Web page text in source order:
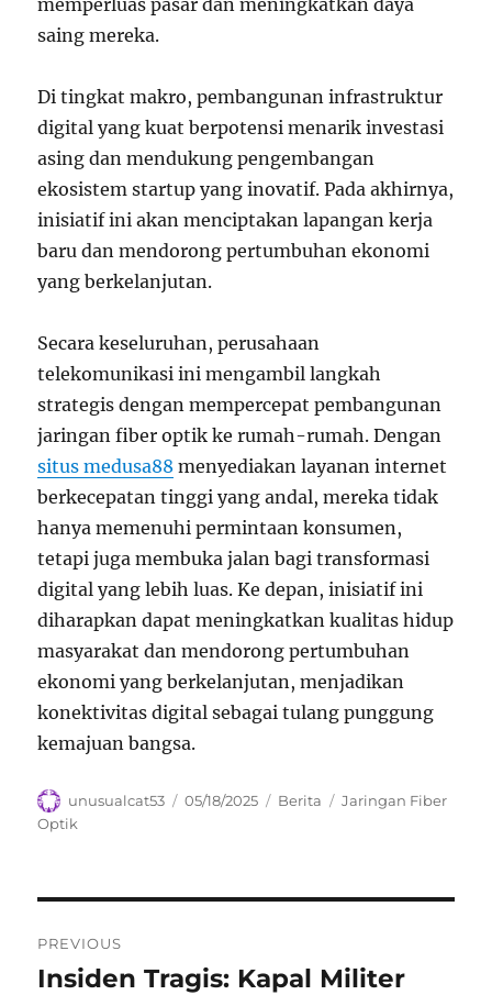
saing mereka.
Di tingkat makro, pembangunan infrastruktur
digital yang kuat berpotensi menarik investasi
asing dan mendukung pengembangan
ekosistem startup yang inovatif. Pada akhirnya,
inisiatif ini akan menciptakan lapangan kerja
baru dan mendorong pertumbuhan ekonomi
yang berkelanjutan.
Secara keseluruhan, perusahaan
telekomunikasi ini mengambil langkah
strategis dengan mempercepat pembangunan
jaringan fiber optik ke rumah-rumah. Dengan
situs medusa88 menyediakan layanan internet
berkecepatan tinggi yang andal, mereka tidak
hanya memenuhi permintaan konsumen,
tetapi juga membuka jalan bagi transformasi
digital yang lebih luas. Ke depan, inisiatif ini
diharapkan dapat meningkatkan kualitas hidup
masyarakat dan mendorong pertumbuhan
ekonomi yang berkelanjutan, menjadikan
konektivitas digital sebagai tulang punggung
kemajuan bangsa.
Author
unusualcat53
Posted
05/18/2025 Categories
Berita Tags
Jaringan Fiber
Optik
pos
PREVIOUS
Previous
Insiden Tragis: Kapal Militer